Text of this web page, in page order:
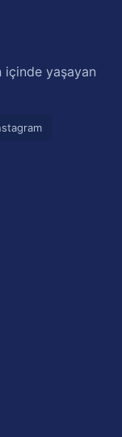
içinde yaşayan